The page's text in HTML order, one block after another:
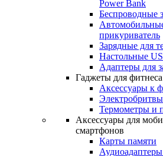
Power Bank
Беспроводные
прикуриватель
Зарядные для
Настольные
Адаптеры для
Гаджеты для
Аксессуары к
Термометры и
Аксессуары для
смартфонов
Карты памяти